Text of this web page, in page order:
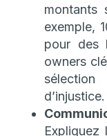
montants
exemple,
pour des
owners
d’injustice.